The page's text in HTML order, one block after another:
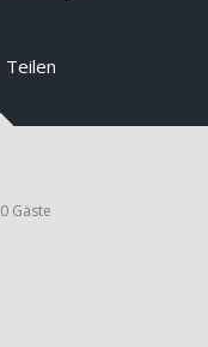
Teilen
0 Gäste